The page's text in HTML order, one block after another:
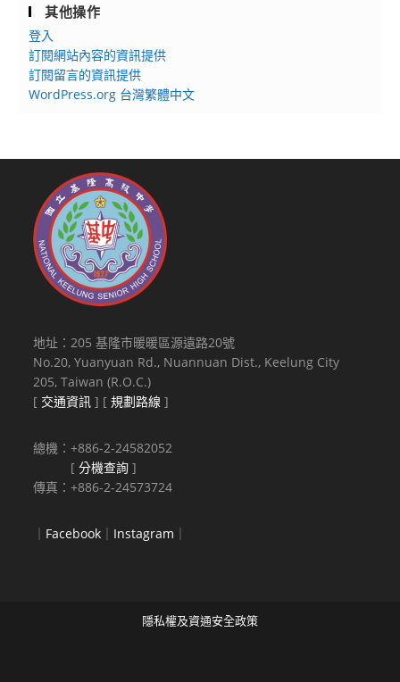
其他操作
登入
訂閱網站內容的資訊提供
訂閱留言的資訊提供
WordPress.org 台灣繁體中文
地址：205 基隆市暖暖區源遠路20號
No.20, Yuanyuan Rd., Nuannuan Dist., Keelung City
205, Taiwan (R.O.C.)
[ 交通資訊 ] [規劃路線 ]
總機：+886-2-24582052
[分機查詢 ]
傳真：+886-2-24573724
｜ Facebook ｜ Instagram ｜
隱私權及資通安全政策